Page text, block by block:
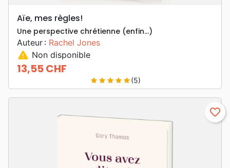
Aïe, mes règles!
Une perspective chrétienne (enfin…)
Auteur : Rachel Jones
warning Non disponible
Prix
13,55 CHF
star star star star star(5)
favorite_border